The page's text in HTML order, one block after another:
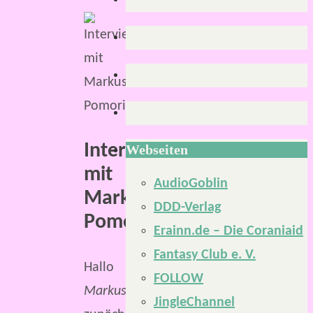
Interview
mit
Markus
Pomorin
Hallo
Markus
Webseiten
AudioGoblin
DDD-Verlag
Erainn.de – Die Coraniaid
Fantasy Club e. V.
FOLLOW
JingleChannel